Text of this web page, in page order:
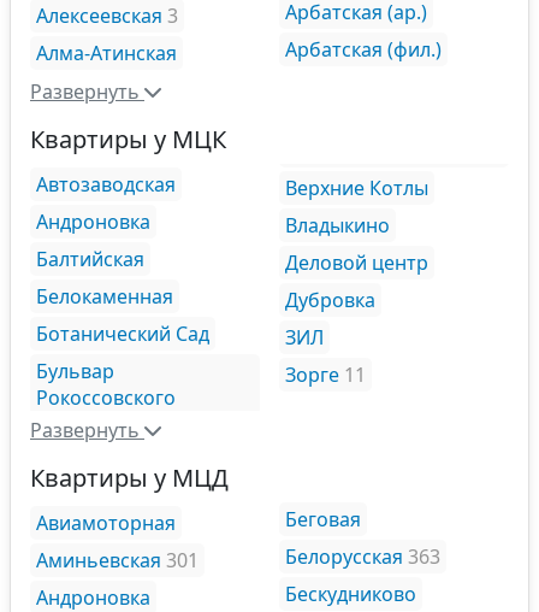
Алексеевская 3
Алма-Атинская
Арбатская (ар.)
Арбатская (фил.)
Развернуть
Квартиры у МЦК
Автозаводская
Андроновка
Балтийская
Белокаменная
Ботанический Сад
Бульвар
Рокоссовского
Верхние Котлы
Владыкино
Деловой центр
Дубровка
ЗИЛ
Зорге 11
Развернуть
Квартиры у МЦД
Авиамоторная
Аминьевская 301
Андроновка
Беговая
Белорусская 363
Бескудниково